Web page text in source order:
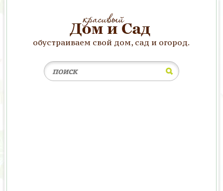
обустраиваем свой дом, сад и огород.